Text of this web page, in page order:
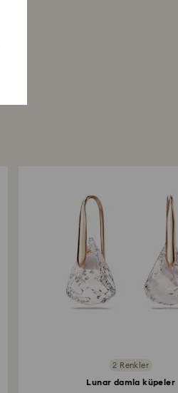
2 Renkler
Lunar damla küpeler